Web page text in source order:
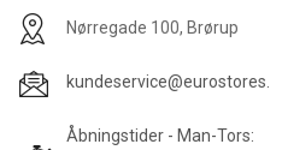
Nørregade 100, Brørup
kundeservice@eurostores.dk
Åbningstider - Man-Tors: